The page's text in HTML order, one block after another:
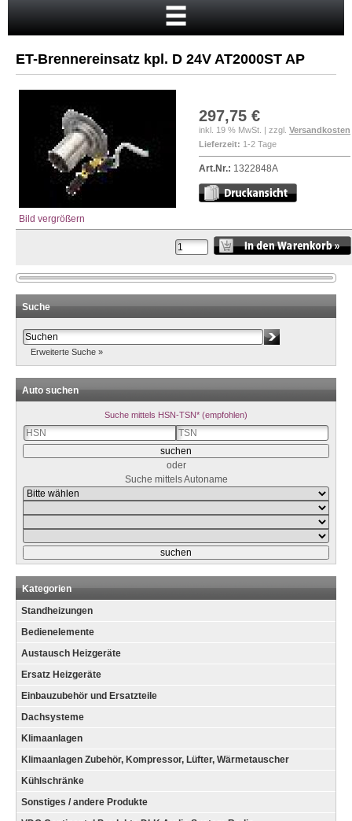
Anmelden
ET-Brennereinsatz kpl. D 24V AT2000ST AP
Bild vergrößern
297,75 €
inkl. 19 % MwSt. | zzgl. Versandkosten
Lieferzeit: 1-2 Tage
Art.Nr.: 1322848A
Suche
Erweiterte Suche »
Auto suchen
Suche mittels HSN-TSN* (empfohlen)
oder
Suche mittels Autoname
Kategorien
Standheizungen
Bedienelemente
Austausch Heizgeräte
Ersatz Heizgeräte
Einbauzubehör und Ersatzteile
Dachsysteme
Klimaanlagen
Klimaanlagen Zubehör, Kompressor, Lüfter, Wärmetauscher
Kühlschränke
Sonstiges / andere Produkte